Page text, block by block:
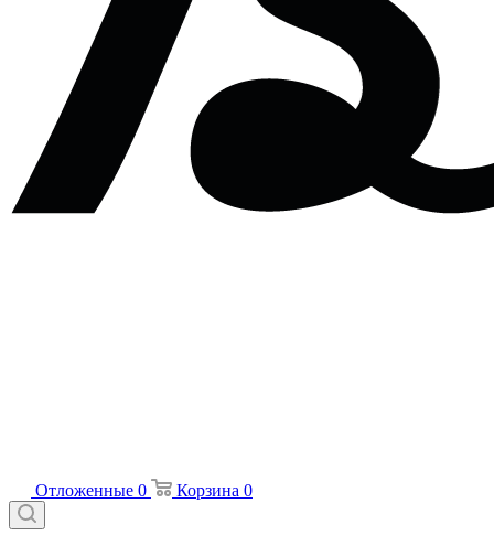
Отложенные 0 Корзина 0